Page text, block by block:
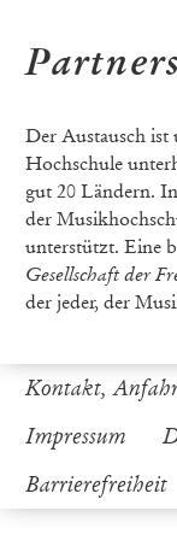
Der Austausch ist
Hochschule
gut 20 Ländern.
der
unterstützt. Eine
Gesellschaft der
der jeder, der
Kontakt,
Impressum
Barrierefreiheit